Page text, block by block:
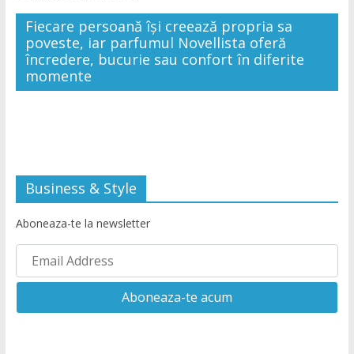
Fiecare persoană își creează propria sa
poveste, iar parfumul Novellista oferă
încredere, bucurie sau confort în diferite
momente
Business & Style
Aboneaza-te la newsletter